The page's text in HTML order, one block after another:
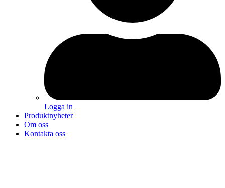
Logga in
Produktnyheter
Om oss
Kontakta oss